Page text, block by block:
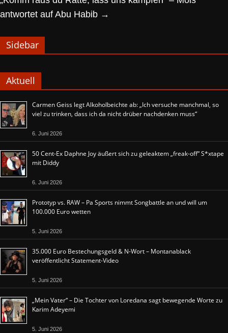
antwortet auf Abu Habib →
Sidebar
Aktuell
Carmen Geiss legt Alkoholbeichte ab: „Ich versuche manchmal, so
viel zu trinken, dass ich da nicht drüber nachdenken muss“
6. Juni 2026
50 Cent-Ex Daphne Joy äußert sich zu geleaktem „freak-off“ S*xtape
mit Diddy
6. Juni 2026
Prototyp vs. RAW – Pa Sports nimmt Songbattle an und will um
100.000 Euro wetten
5. Juni 2026
35.000 Euro Bestechungsgeld & N-Wort – Montanablack
veröffentlicht Statement-Video
5. Juni 2026
„Mein Vater“ – Die Tochter von Loredana sagt bewegende Worte zu
Karim Adeyemi
5. Juni 2026